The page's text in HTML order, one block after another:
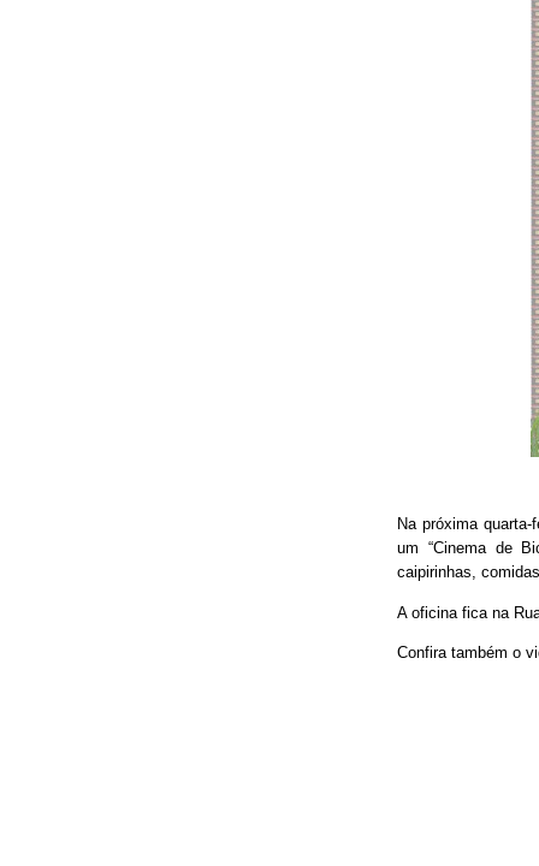
Na próxima
um “Cinema de
caipirinhas,
A oficina fica na
Confira também o